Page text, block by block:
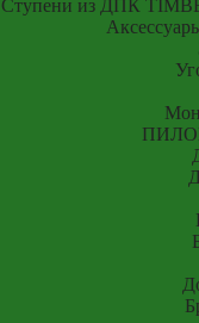
Ступени из ДПК